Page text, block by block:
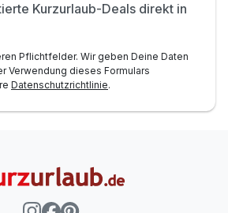
wie z.B. Aquafitness am
im ganzen Haus
Wanderwege und
Kurzurlaub-Deals direkt in
Pflichtfelder. Wir geben Deine Daten
Verwendung dieses Formulars
Datenschutzrichtlinie.